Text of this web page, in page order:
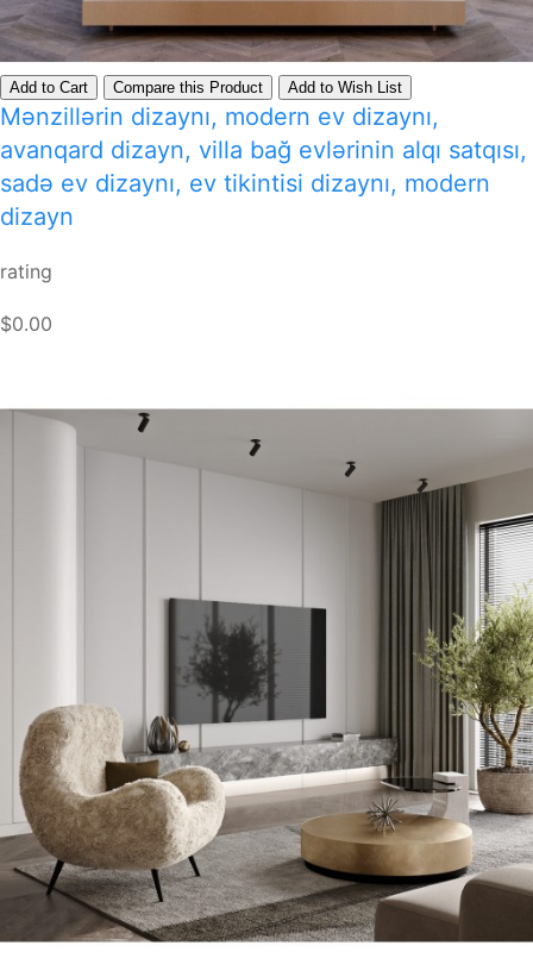
Add to Cart Compare this Product Add to Wish List
Mənzillərin dizaynı, modern ev dizaynı,
avanqard dizayn, villa bağ evlərinin alqı satqısı,
sadə ev dizaynı, ev tikintisi dizaynı, modern
dizayn
rating
$0.00